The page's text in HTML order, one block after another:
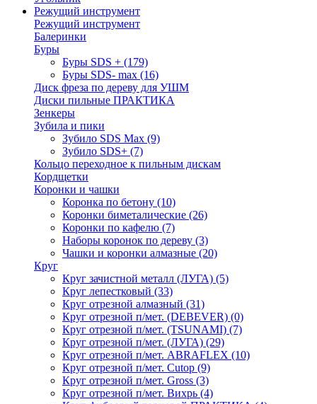
Режущий инструмент
Режущий инструмент
Балеринки
Буры
Буры SDS + (179)
Буры SDS- max (16)
Диск фреза по дереву для УШМ
Диски пильные ПРАКТИКА
Зенкеры
Зубила и пики
Зубило SDS Max (9)
Зубило SDS+ (7)
Кольцо переходное к пильным дискам
Кордщетки
Коронки и чашки
Коронка по бетону (10)
Коронки биметалические (26)
Коронки по кафелю (7)
Наборы коронок по дереву (3)
Чашки и коронки алмазные (20)
Круг
Круг зачистной металл (ЛУГА) (5)
Круг лепестковый (33)
Круг отрезной алмазный (31)
Круг отрезной п/мет. (DEBEVER) (0)
Круг отрезной п/мет. (TSUNAMI) (7)
Круг отрезной п/мет. (ЛУГА) (29)
Круг отрезной п/мет. ABRAFLEX (10)
Круг отрезной п/мет. Cutop (9)
Круг отрезной п/мет. Gross (3)
Круг отрезной п/мет. Вихрь (4)